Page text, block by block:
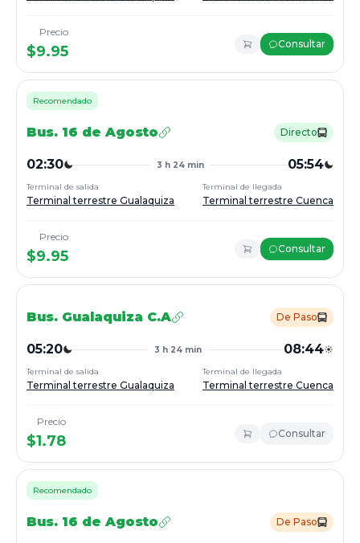
Precio
$9.95 Consultar
Recomendado
Bus. 16 de Agosto Directo
02:30 3 h 24 min 05:54
Terminal de salida
Terminal terrestre Gualaquiza
Terminal de llegada
Terminal terrestre Cuenca
Precio
$9.95 Consultar
Bus. Gualaquiza C.A De Paso
05:20 3 h 24 min 08:44
Terminal de salida
Terminal terrestre Gualaquiza
Terminal de llegada
Terminal terrestre Cuenca
Precio
$1.78 Consultar
Recomendado
Bus. 16 de Agosto De Paso